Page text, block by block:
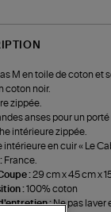
M en toile de coton et
coton noir.
zippée.
anses pour un
intérieure zippée.
intérieure en cuir « Le
France.
:29 cm x 45 cm x
:100% coton
:Ne pas laver